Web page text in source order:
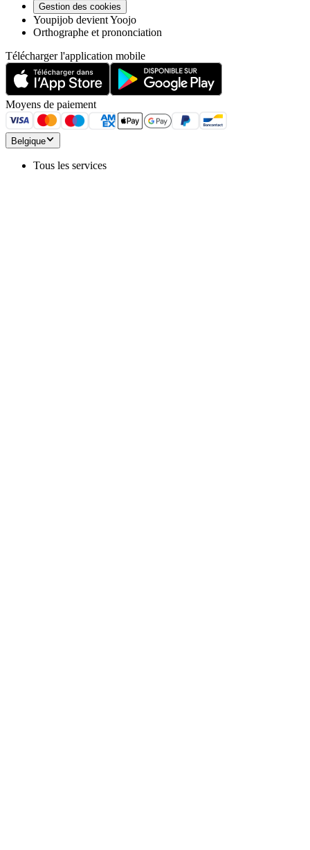
Gestion des cookies
Youpijob devient Yoojo
Orthographe et prononciation
Télécharger l'application mobile
Moyens de paiement
Belgique
Tous les services